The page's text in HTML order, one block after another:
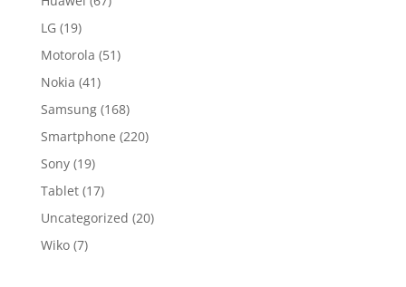
LG (19)
Motorola (51)
Nokia (41)
Samsung (168)
Smartphone (220)
Sony (19)
Tablet (17)
Uncategorized (20)
Wiko (7)